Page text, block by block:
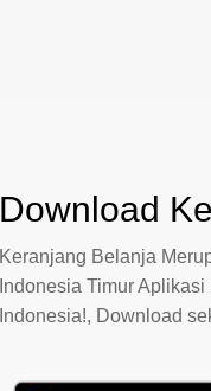
Download
Keranjang Belanja
Indonesia Timur
Indonesia!, Download